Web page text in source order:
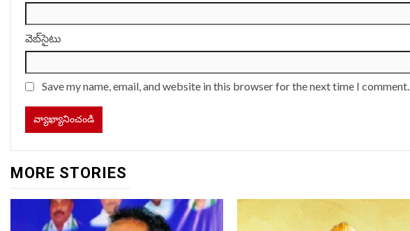
వెబ్‌సైటు
Save my name, email, and website in this browser for the next time I comment.
MORE STORIES